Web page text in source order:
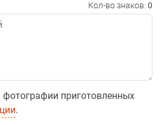
Кол-во знаков: 0
приготовленных
.